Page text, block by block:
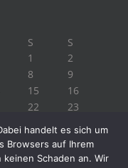
S
S
1
2
8
9
15
16
22
23
handelt es sich um
Browsers auf Ihrem
Schaden an. Wir